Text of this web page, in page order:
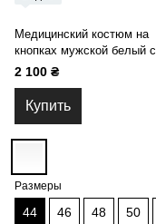
Медицинский костюм на
кнопках мужской белый с
синей отделкой МК-03
2 100 ₴
Купить
Размеры
44 46 48 50